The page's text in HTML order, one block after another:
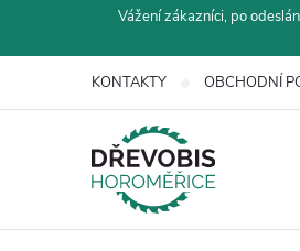
Vážení zákazníci, po
KONTAKTY OBCHODNÍ